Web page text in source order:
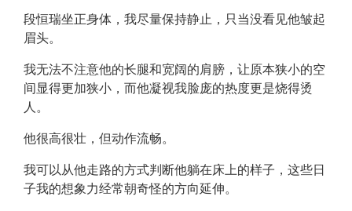
段恒瑞坐正身体，我尽量保持静止，只当没看见他皱起
眉头。
我无法不注意他的长腿和宽阔的肩膀，让原本狭小的空
间显得更加狭小，而他凝视我脸庞的热度更是烧得烫
人。
他很高很壮，但动作流畅。
我可以从他走路的方式判断他躺在床上的样子，这些日
子我的想象力经常朝奇怪的方向延伸。